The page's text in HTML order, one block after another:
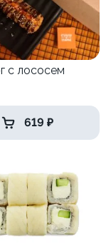
с лососем
619 ₽